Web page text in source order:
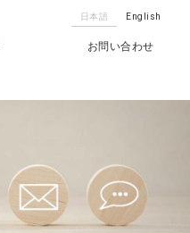
日本語 English
お問い合わせ